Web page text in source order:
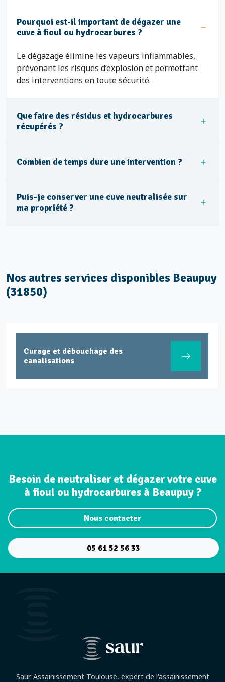
Pourquoi est-il important de dégazer une
cuve à fioul ou hydrocarbures ?
Le dégazage élimine les vapeurs inflammables,
prévenant les risques d’explosion et permettant
des interventions en toute sécurité.
Que faire des résidus et hydrocarbures
récupérés ?
Combien de temps dure une intervention ?
Puis-je conserver une cuve neutralisée sur
ma propriété ?
Nos autres services disponibles Beaupuy
(31850)
Curage et débouchage des
canalisations
Besoin de neutraliser et dégazer votre cuve
à fioul ou hydrocarbures à Beaupuy ?
Nous contacter
05 61 52 56 33
Saur Assainissement Toulouse, expert de l'assainissement